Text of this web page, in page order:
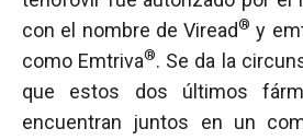
con el nombre de Viread® y
como Emtriva®. Se da la
que estos dos últimos
encuentran juntos en un